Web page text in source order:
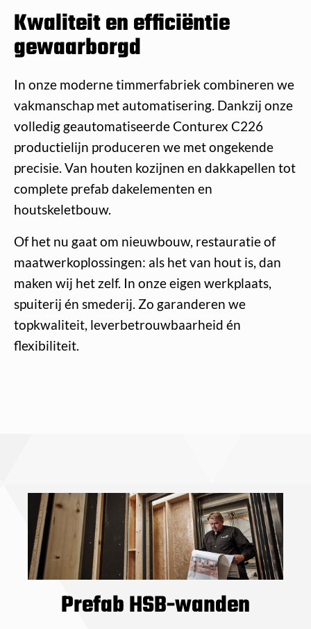
Kwaliteit en efficiëntie
gewaarborgd
In onze moderne timmerfabriek combineren we
vakmanschap met automatisering. Dankzij onze
volledig geautomatiseerde Conturex C226
productielijn produceren we met ongekende
precisie. Van houten kozijnen en dakkapellen tot
complete prefab dakelementen en
houtskeletbouw.
Of het nu gaat om nieuwbouw, restauratie of
maatwerkoplossingen: als het van hout is, dan
maken wij het zelf. In onze eigen werkplaats,
spuiterij én smederij. Zo garanderen we
topkwaliteit, leverbetrouwbaarheid én
flexibiliteit.
Prefab HSB-wanden